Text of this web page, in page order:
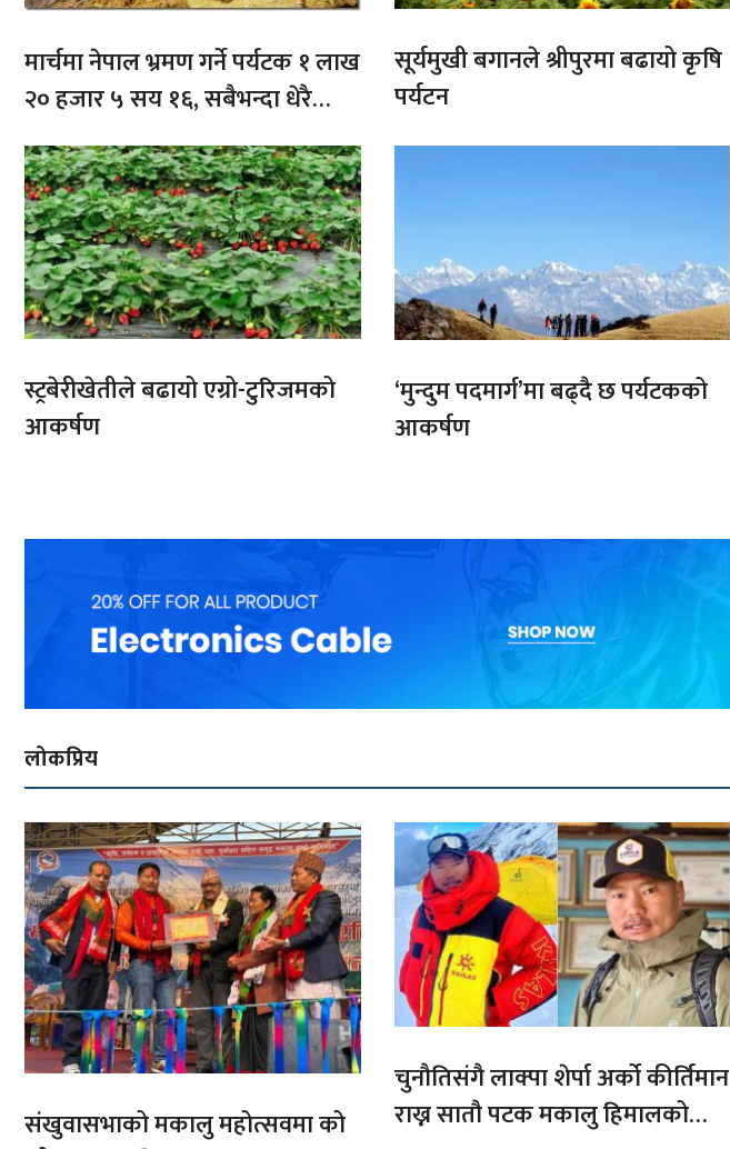
मार्चमा नेपाल भ्रमण गर्ने पर्यटक १ लाख
२० हजार ५ सय १६, सबैभन्दा धेरै
भारतबाट
सूर्यमुखी बगानले श्रीपुरमा बढायो कृषि
पर्यटन
स्ट्रबेरीखेतीले बढायो एग्रो-टुरिजमको
आकर्षण
‘मुन्दुम पदमार्ग’मा बढ्दै छ पर्यटकको
आकर्षण
लोकप्रिय
संखुवासभाको मकालु महोत्सवमा को
चुनौतिसंगै लाक्पा शेर्पा अर्को कीर्तिमान
राख्न सातौ पटक मकालु हिमालको